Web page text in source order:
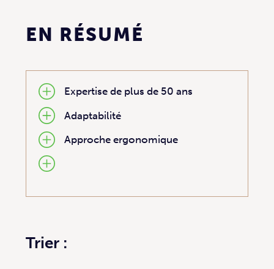
EN RÉSUMÉ
Expertise de plus de 50 ans
Adaptabilité
Approche ergonomique
Trier :